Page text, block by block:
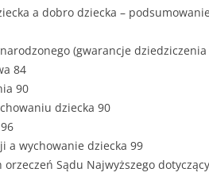
TURYSTYKA I REKREACJA
UBEZPIECZENIA
ZARZĄDZANIE
a dobro dziecka –
(gwarancje
84
90
dziecka 90
a wychowanie dziecka 99
Sądu Najwyższego